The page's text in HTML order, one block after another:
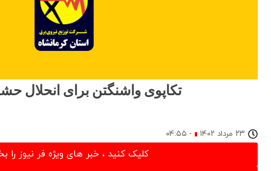
تکاپوی واشنگتن برای انحلال
۲۳ مرداد ۱۴۰۲ - ۰۴:۵۵
کلیک کنید ، خبر های ویژه فر نیوز را